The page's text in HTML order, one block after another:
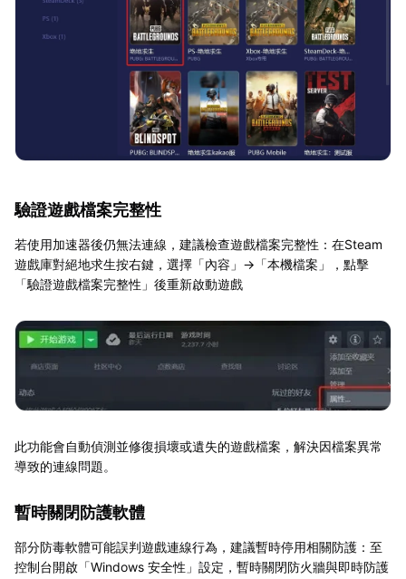
驗證遊戲檔案完整性
若使用加速器後仍無法連線，建議檢查遊戲檔案完整性：在Steam
遊戲庫對絕地求生按右鍵，選擇「內容」→「本機檔案」，點擊
「驗證遊戲檔案完整性」後重新啟動遊戲
此功能會自動偵測並修復損壞或遺失的遊戲檔案，解決因檔案異常
導致的連線問題。
暫時關閉防護軟體
部分防毒軟體可能誤判遊戲連線行為，建議暫時停用相關防護：至
控制台開啟「Windows 安全性」設定，暫時關閉防火牆與即時防護